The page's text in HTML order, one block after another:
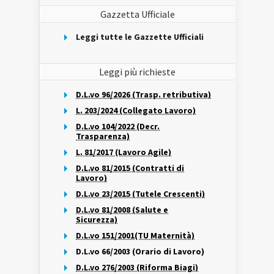
Gazzetta Ufficiale
Leggi tutte le Gazzette Ufficiali
Leggi più richieste
D.L.vo 96/2026 (Trasp. retributiva)
L. 203/2024 (Collegato Lavoro)
D.L.vo 104/2022 (Decr.
Trasparenza)
L. 81/2017 (Lavoro Agile)
D.L.vo 81/2015 (Contratti di
Lavoro)
D.L.vo 23/2015 (Tutele Crescenti)
D.L.vo 81/2008 (Salute e
Sicurezza)
D.L.vo 151/2001(TU Maternità)
D.L.vo 66/2003 (Orario di Lavoro)
D.L.vo 276/2003 (Riforma Biagi)